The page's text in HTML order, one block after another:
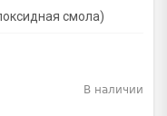
смола)
В наличии